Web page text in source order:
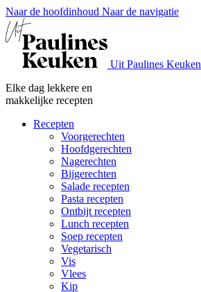
Naar de hoofdinhoud Naar de navigatie
Uit Paulines Keuken
Elke dag lekkere en
makkelijke recepten
Recepten
Voorgerechten
Hoofdgerechten
Nagerechten
Bijgerechten
Salade recepten
Pasta recepten
Ontbijt recepten
Lunch recepten
Soep recepten
Vegetarisch
Vis
Vlees
Kip